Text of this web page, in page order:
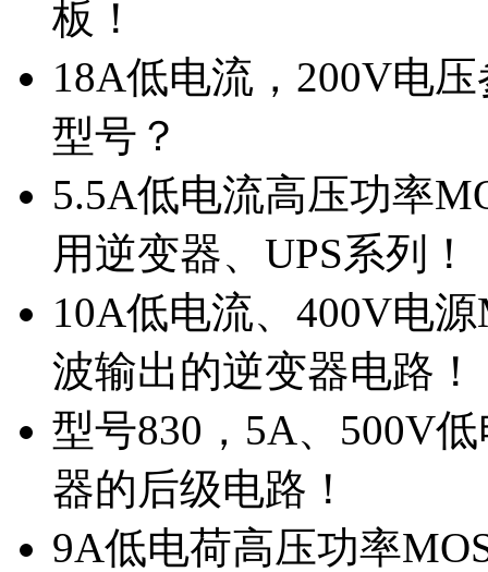
板！
18A低电流，200V电
型号？
5.5A低电流高压功率
用逆变器、UPS系列！
10A低电流、400V电
波输出的逆变器电路！
型号830，5A、500V
器的后级电路！
9A低电荷高压功率